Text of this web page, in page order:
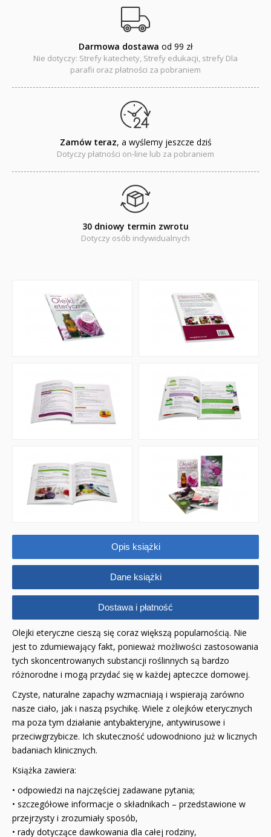
QUIZY, ŁAMIGŁÓWKI TERAZ -35% TANIEJ
KAKADU - książki interaktywne z piórem
JUPI JO! - książki kartonowe dla najmłodszych
POP-UP
Adwent i Boże Narodzenie
Albumy pamiątkowe
Baśnie, bajki
Dyplomy dla dzieci
Encyklopedie, leksykony
Emocje i wartości
Kreatywne zabawy
Komiksy
Pomoce dydaktyczne
Promocje
QUIZY I ŁAMIGŁÓWKI NA WAKACJE -35%
PROMOCJA ZESTAWY STARTOWE KAKADU
WYPRZEDAŻ
DLA DZIECI
Darmowa dostawa od 99 zł
Nie dotyczy: Strefy katechety, Strefy edukacji, strefy Dla
parafii oraz płatności za pobraniem
Zamów teraz, a wyślemy jeszcze dziś
Dotyczy płatności on-line lub za pobraniem
30 dniowy termin zwrotu
Dotyczy osób indywidualnych
Opis książki
Dane książki
Dostawa i płatność
Olejki eteryczne cieszą się coraz większą popularnością. Nie
jest to zdumiewający fakt, ponieważ możliwości zastosowania
tych skoncentrowanych substancji roślinnych są bardzo
różnorodne i mogą przydać się w każdej apteczce domowej.
Czyste, naturalne zapachy wzmacniają i wspierają zarówno
nasze ciało, jak i naszą psychikę. Wiele z olejków eterycznych
ma poza tym działanie antybakteryjne, antywirusowe i
przeciwgrzybicze. Ich skuteczność udowodniono już w licznych
badaniach klinicznych.
Książka zawiera:
• odpowiedzi na najczęściej zadawane pytania;
• szczegółowe informacje o składnikach – przedstawione w
przejrzysty i zrozumiały sposób,
• rady dotyczące dawkowania dla całej rodziny,